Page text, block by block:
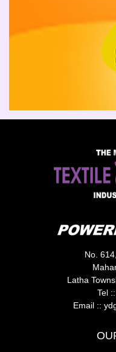
No.
Latha
Tel ::
Email ::